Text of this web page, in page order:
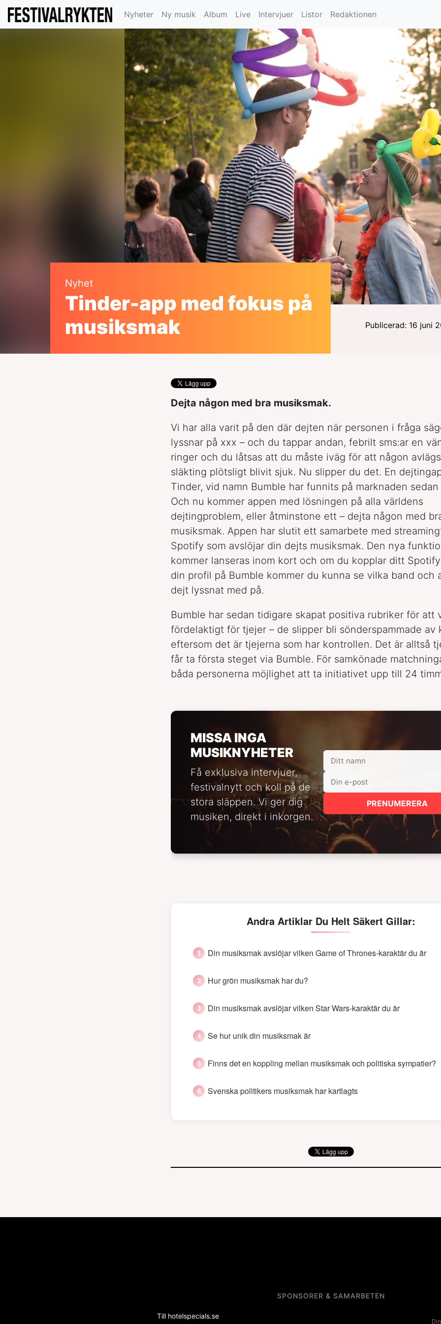
Nyheter Ny musik Album Live Intervjuer Listor Redaktionen
Nyhet
Tinder-app med fokus på
musiksmak
Publicerad: 16 juni
Dejta någon med bra musiksmak.
Vi har alla varit på den där dejten när personen i fråga
lyssnar på xxx – och du tappar andan, febrilt sms:ar en
ringer och du låtsas att du måste iväg för att någon
släkting plötsligt blivit sjuk. Nu slipper du det. En
Tinder, vid namn Bumble har funnits på marknaden
Och nu kommer appen med lösningen på alla världens
dejtingproblem, eller åtminstone ett – dejta någon med
musiksmak. Appen har slutit ett samarbete med
Spotify som avslöjar din dejts musiksmak. Den nya
kommer lanseras inom kort och om du kopplar ditt
din profil på Bumble kommer du kunna se vilka band och
dejt lyssnat med på.
Bumble har sedan tidigare skapat positiva rubriker för att
fördelaktigt för tjejer – de slipper bli sönderspammade av
eftersom det är tjejerna som har kontrollen. Det är alltså
får ta första steget via Bumble. För samkönade
båda personerna möjlighet att ta initiativet upp till 24
MISSA INGA
MUSIKNYHETER
Få exklusiva intervjuer,
festivalnytt och koll på de
stora släppen. Vi ger dig
musiken, direkt i inkorgen.
PRENUMERERA
Andra Artiklar Du Helt Säkert Gillar:
Din musiksmak avslöjar vilken Game of Thrones-karaktär du är
Hur grön musiksmak har du?
Din musiksmak avslöjar vilken Star Wars-karaktär du är
Se hur unik din musiksmak är
Finns det en koppling mellan musiksmak och politiska sympatier?
Svenska politikers musiksmak har kartlagts
SPONSORER & SAMARBETEN
Till hotelspecials.se